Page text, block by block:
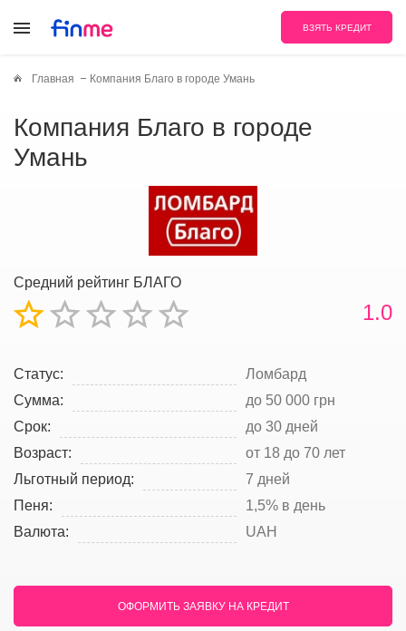
ВЗЯТЬ КРЕДИТ
Главная Компания Благо в городе Умань
Компания Благо в городе
Умань
Средний рейтинг БЛАГО
1.0
Статус:
Ломбард
Сумма:
до 50 000 грн
Срок:
до 30 дней
Возраст:
от 18 до 70 лет
Льготный период:
7 дней
Пеня:
1,5% в день
Валюта:
UAH
ОФОРМИТЬ ЗАЯВКУ НА КРЕДИТ